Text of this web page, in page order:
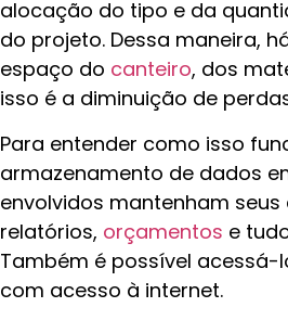
alocação do tipo e da
do projeto. Dessa maneira,
espaço do canteiro, dos
isso é a diminuição de
Para entender como isso
armazenamento de dados
envolvidos mantenham
relatórios, orçamentos e
Também é possível
com acesso à internet.